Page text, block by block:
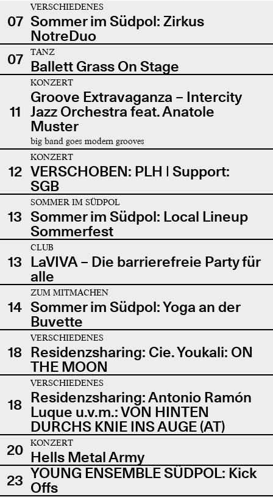
07
VERSCHIEDENES
Sommer im Südpol: Zirkus
NotreDuo
07
TANZ
Ballett Grass On Stage
11
KONZERT
Groove Extravaganza – Intercity
Jazz Orchestra feat. Anatole
Muster
big band goes modern grooves
12
KONZERT
VERSCHOBEN: PLH | Support:
SGB
13
SOMMER IM SÜDPOL
Sommer im Südpol: Local Lineup
Sommerfest
13
CLUB
LaVIVA – Die barrierefreie Party für
alle
14
ZUM MITMACHEN
Sommer im Südpol: Yoga an der
Buvette
18
VERSCHIEDENES
Residenzsharing: Cie. Youkali: ON
THE MOON
18
VERSCHIEDENES
Residenzsharing: Antonio Ramón
Luque u.v.m.: VON HINTEN
DURCHS KNIE INS AUGE (AT)
20
KONZERT
Hells Metal Army
23 YOUNG ENSEMBLE SÜDPOL: Kick
Offs